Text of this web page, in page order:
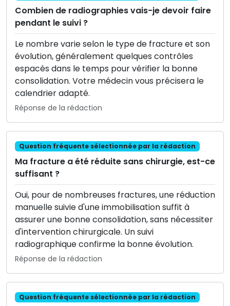
Combien de radiographies vais-je devoir faire
pendant le suivi ?
Le nombre varie selon le type de fracture et son
évolution, généralement quelques contrôles
espacés dans le temps pour vérifier la bonne
consolidation. Votre médecin vous précisera le
calendrier adapté.
Réponse de la rédaction
Question fréquente sélectionnée par la rédaction
Ma fracture a été réduite sans chirurgie, est-ce
suffisant ?
Oui, pour de nombreuses fractures, une réduction
manuelle suivie d'une immobilisation suffit à
assurer une bonne consolidation, sans nécessiter
d'intervention chirurgicale. Un suivi
radiographique confirme la bonne évolution.
Réponse de la rédaction
Question fréquente sélectionnée par la rédaction